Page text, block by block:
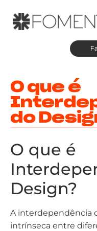
O que é
do
O que é
Design?
A interdependência
intrínseca entre